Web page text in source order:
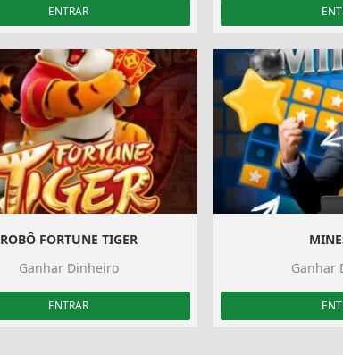
ENTRAR
ROBÔ FORTUNE TIGER
Ganhar Dinheiro
ENTRAR
Ganhar